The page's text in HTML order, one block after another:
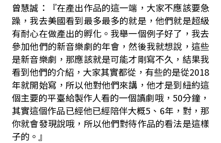
曾慧誠：『在產出作品的這一端，大家不應該要急
躁，我去美國看到最多最多的就是，他們就是超級
有耐心在做產出的孵化。我舉一個例子好了，我去
參加他們的新音樂劇的年會，然後我就想說，這些
是新音樂劇，那應該就是可能才剛寫不久，結果我
看到他們的介紹，大家其實都從，有些的是從2018
年就開始寫，所以他對他們來講，他才是到紐約這
個主要的平臺給製作人看的一個讀劇哦，50分鐘，
其實這個作品已經他已經陪伴大概5、6年，對，那
你就會發現說哦，所以他們對待作品的看法是這樣
子的。』